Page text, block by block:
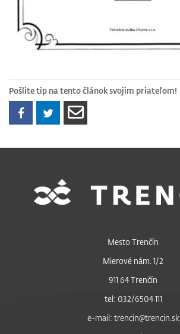
Pošlite tip na tento článok svojim priateľom!
Mesto Trenčín
Mierové nám. 1/2
911 64 Trenčín
tel: 032/6504 111
e-mail: trencin@trencin.sk